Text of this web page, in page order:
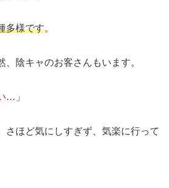
多様です。
、陰キャのお客さんもいます。
… 」
さほど気にしすぎず、気楽に行って